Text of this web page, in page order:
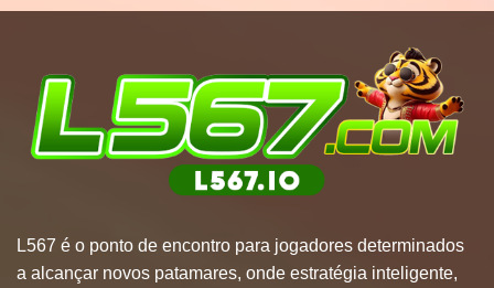
L567 é o ponto de encontro para jogadores determinados
a alcançar novos patamares, onde estratégia inteligente,